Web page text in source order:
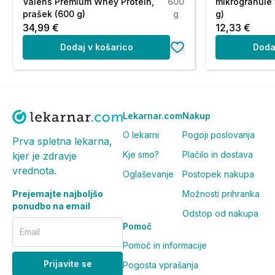
življenja.
Vsebuje sladkor. Ni primerno za diabetike.
Shranjevati nedosegljivo otrokom!
Shranjevanje:
°C. Shranjevati nedosegljivo otrokom!
Pogosta vprašanja in odgovori (FAQ):
Koliko gumi bonbonov na dan se
Priporočen dnevni odmerek je 1-2 gumi bonbona.
dnevno. Priporoča se, da otrok bonbon prežveči,
Katere vitamine in minerale
Gumi bonboni vsebujejo vitamin C, vitamin D3 in cink,
prašek (600 g)
g
34,99 €
Dodaj v košarico
g)
12,33 €
Prva spletna lekarna,
kjer je zdravje
vrednota.
Prejemajte najboljšo
ponudbo na email
Email
Prijavite se
Lekarnar.com
O lekarni
Kje smo?
Oglaševanje
Nakup
Pogoji poslovanja
Plačilo in dostava
Postopek nakupa
Možnosti prihranka
Odstop od nakupa
Pomoč
Pomoč in informacije
Pogosta vprašanja